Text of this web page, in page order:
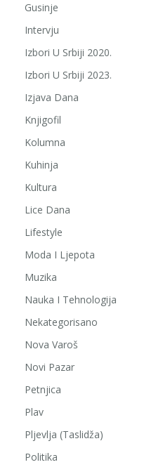
Gusinje
Intervju
Izbori U Srbiji 2020.
Izbori U Srbiji 2023.
Izjava Dana
Knjigofil
Kolumna
Kuhinja
Kultura
Lice Dana
Lifestyle
Moda I Ljepota
Muzika
Nauka I Tehnologija
Nekategorisano
Nova Varoš
Novi Pazar
Petnjica
Plav
Pljevlja (Taslidža)
Politika